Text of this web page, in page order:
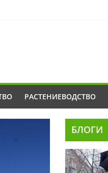
РАСТЕНИЕВОДСТВО
БЛОГИ